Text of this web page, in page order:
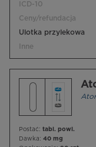
ICD-10
Ceny/refundacja
Ulotka przylekowa
Inne
Postać: tabl. powl.
Dawka: 40 mg